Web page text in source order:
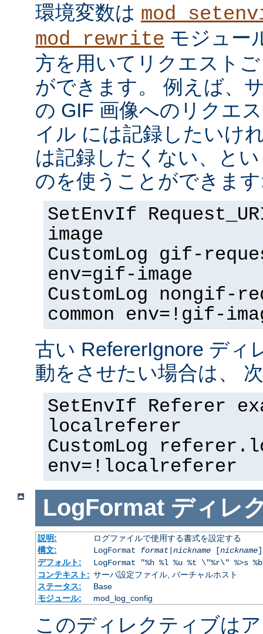
環境変数は
mod_rewrite モジュー
方を用いてリクエスト
ができます。 例えば、
の GIF 画像へのリクエ
イル には記録したいけ
は記録したくない、と
のを使うことができま
SetEnvIf
image
CustomLog gif-
env=gif-image
CustomLog nongif-
common env=!gif-
古い RefererIgnore ディ
動をさせたい場合は、
SetEnvIf Referer
localreferer
CustomLog
env=!localreferer
LogFormat ディレ
説明:
ログファイルで使用する書式を設定する
構文:
LogFormat format| nickname[nickname]
デフォルト:
LogFormat "%h %l %u %t \"%r\" %>s
コンテキスト: サーバ設定ファイル, バーチャルホスト
ステータス:
Base
モジュール:
mod_log_config
このディレクティブは